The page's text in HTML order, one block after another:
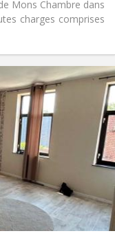
Mons Chambre dans
charges comprises
Infos Pratiques
Loyer:
400 €
Charges:
50 €
Durée:
12 mois
Domiciliation:
Non
Aménagement
Salle de bain:
Cuisine:
Commune
Superficie:
20 m
Pièces privées:
1